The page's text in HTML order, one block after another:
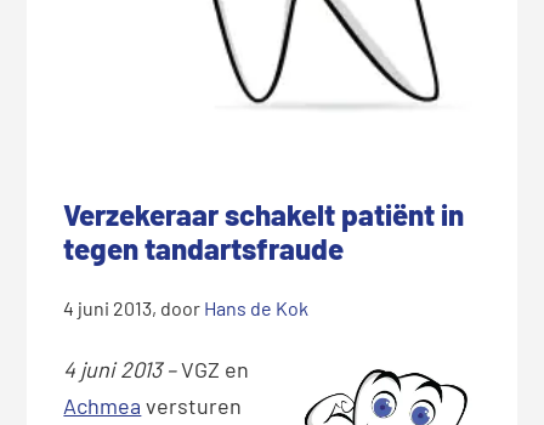
Verzekeraar schakelt patiënt in
tegen tandartsfraude
4 juni 2013, door Hans de Kok
4 juni 2013 –VGZ en
Achmea versturen